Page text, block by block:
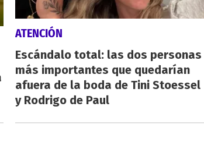
ATENCIÓN
Escándalo total: las dos personas
más importantes que quedarían
afuera de la boda de Tini Stoessel
y Rodrigo de Paul